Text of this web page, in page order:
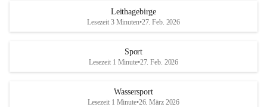
Maßnahmen zur Bekämpfung
Rebe und der Amerikanischen
Anhang VBl. EU Nr. 18
Leithagebirge
Lesezeit 3 Minuten•27. Feb. 2026
Sport
Lesezeit 1 Minute•27. Feb. 2026
Wassersport
Lesezeit 1 Minute•26. März 2026